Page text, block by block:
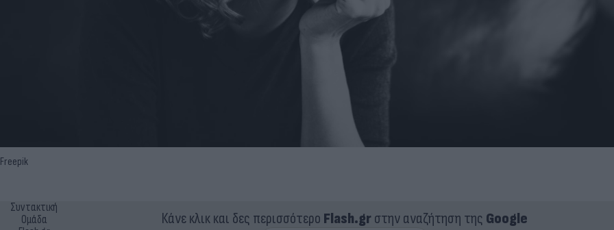
Freepik
Συντακτική
Ομάδα
Κάνε κλικ και δες περισσότερο Flash.grστην αναζήτηση της Google